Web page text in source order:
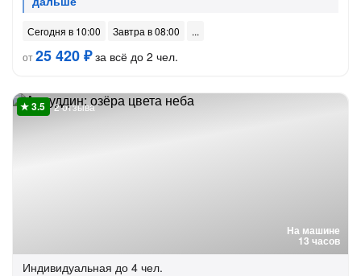
Сегодня в 10:00
Завтра в 08:00
от25 420 ₽за всё до 2 чел.
На машине
13 часов
2 отзыва
Индивидуальная до 4 чел.